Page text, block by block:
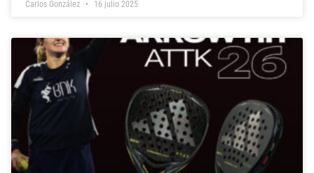
Carlos González 16 julio 2025